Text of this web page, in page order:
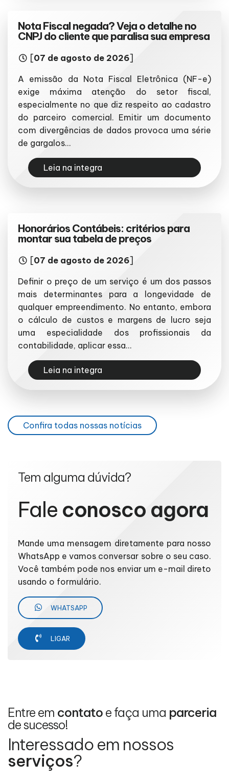
Nota Fiscal negada? Veja o detalhe no
CNPJ do cliente que paralisa sua empresa
[07 de agosto de 2026]
A emissão da Nota Fiscal Eletrônica (NF-e)
exige máxima atenção do setor fiscal,
especialmente no que diz respeito ao cadastro
do parceiro comercial. Emitir um documento
com divergências de dados provoca uma série
de gargalos...
Leia na integra
Honorários Contábeis: critérios para
montar sua tabela de preços
[07 de agosto de 2026]
Definir o preço de um serviço é um dos passos
mais determinantes para a longevidade de
qualquer empreendimento. No entanto, embora
o cálculo de custos e margens de lucro seja
uma especialidade dos profissionais da
contabilidade, aplicar essa...
Leia na integra
Confira todas nossas notícias
Tem alguma dúvida?
Fale conosco agora
Mande uma mensagem diretamente para nosso
WhatsApp e vamos conversar sobre o seu caso.
Você também pode nos enviar um e-mail direto
usando o formulário.
WHATSAPP
LIGAR
Entre em contato e faça uma parceria
de sucesso!
Interessado em nossos
serviços?